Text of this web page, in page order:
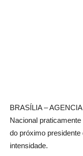
BRASÍLIA –
Nacional
do próximo
intensidade.